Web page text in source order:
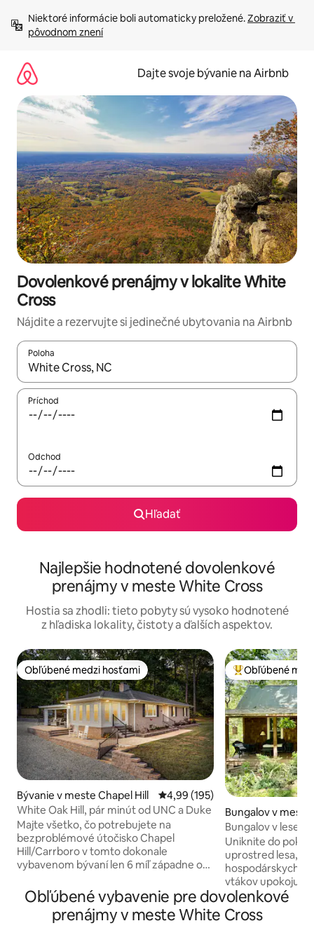
obsah.
Niektoré informácie boli automaticky preložené. Zobraziť v
pôvodnom znení
Dajte svoje bývanie na Airbnb
Dovolenkové prenájmy v lokalite White
Cross
Nájdite a rezervujte si jedinečné ubytovania na Airbnb
Poloha
Keď budú výsledky k dispozícii, môžete si ich prechádzať
Príchod
Odchod
Hľadať
Najlepšie hodnotené dovolenkové
prenájmy v meste White Cross
Hostia sa zhodli: tieto pobyty sú vysoko hodnotené
z hľadiska lokality, čistoty a ďalších aspektov.
Obľúbené medzi hosťami
Obľúbené medzi hosťami
Bývanie v meste Chapel Hill Priemerné ohodnotenie 4,99 z
4,99 (195)
White Oak Hill, pár minút od UNC a Duke
Majte všetko, čo potrebujete na
bezproblémové útočisko Chapel
Hill/Carrboro v tomto dokonale
vybavenom bývaní len 6 míľ západne od
novo zrekonštruovaný s luxusnými
povrchovými úpravami vo vnútri aj
vonku. Tento dovolenkový prenájom je
Najobľúbenejšie
Obľúbené
Bungalov v meste
ill
Bungalov v lese –
Uniknite do
uprostred lesa,
hospodárskych
vtákov upokojujú
útulný bungalov
verandy, ktoré
rozjímaniu.
Obľúbené vybavenie pre dovolenkové
prenájmy v meste White Cross